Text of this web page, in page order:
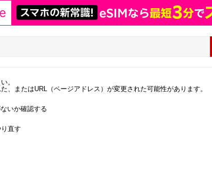
。
、またはURL（ページアドレス）が変更された可能性があります。
いか確認する
直す